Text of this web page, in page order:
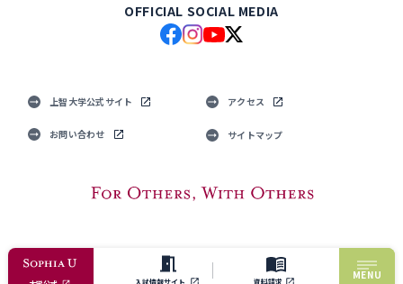
入試情報サイト 資料請求
MENU
OFFICIAL SOCIAL MEDIA
上智大学公式サイト アクセス
お問い合わせ サイトマップ
© Sophia University. All Rights Reserved.